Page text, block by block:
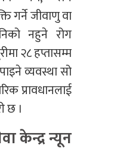
गर्ने जीवाणु वा
नहुने रोग
२८ हप्तासम्म
व्यवस्था सो
प्रावधानलाई
छ ।
केन्द्र न्यून